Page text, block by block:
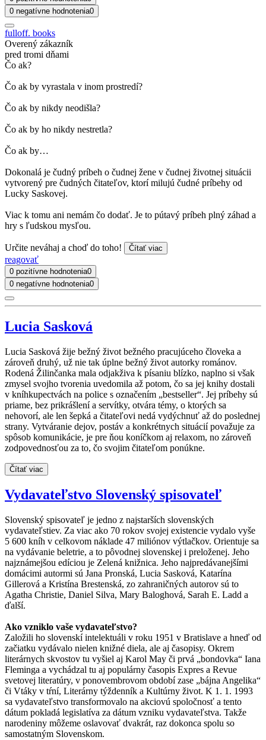
0 negatívne hodnotenia0
fulloff. books
Overený zákazník
pred tromi dňami
Čo ak?
Čo ak by vyrastala v inom prostredí?
Čo ak by nikdy neodišla?
Čo ak by ho nikdy nestretla?
Čo ak by…
Dokonalá je čudný príbeh o čudnej žene v čudnej životnej situácii
vytvorený pre čudných čitateľov, ktorí milujú čudné príbehy od
Lucky Saskovej.
Viac k tomu ani nemám čo dodať. Je to pútavý príbeh plný záhad a
hry s ľudskou mysľou.
Určite neváhaj a choď do toho! Čítať viac
reagovať
0 pozitívne hodnotenia0
0 negatívne hodnotenia0
Lucia Sasková
Lucia Sasková žije bežný život bežného pracujúceho človeka a
zároveň druhý, už nie tak úplne bežný život autorky románov.
Rodená Žilinčanka mala odjakživa k písaniu blízko, naplno si však
zmysel svojho tvorenia uvedomila až potom, čo sa jej knihy dostali
v kníhkupectvách na police s označením „bestseller“. Jej príbehy sú
priame, bez prikrášlení a servítky, otvára témy, o ktorých sa
nehovorí, ale len šepká a čitateľovi nedá vydýchnuť až do poslednej
strany. Vytváranie dejov, postáv a konkrétnych situácií považuje za
spôsob komunikácie, je pre ňou koníčkom aj relaxom, no zároveň
zodpovednosťou za to, čo svojim čitateľom ponúkne.
Čítať viac
Vydavateľstvo Slovenský spisovateľ
Slovenský spisovateľ je jedno z najstarších slovenských
vydavateľstiev. Za viac ako 70 rokov svojej existencie vydalo vyše
5 600 kníh v celkovom náklade 47 miliónov výtlačkov. Orientuje sa
na vydávanie beletrie, a to pôvodnej slovenskej i preloženej. Jeho
najznámejšou edíciou je Zelená knižnica. Jeho najpredávanejšími
domácimi autormi sú Jana Pronská, Lucia Sasková, Katarína
Gillerová a Kristína Brestenská, zo zahraničných autorov sú to
Agatha Christie, Daniel Silva, Mary Baloghová, Sarah E. Ladd a
ďalší.
Ako vzniklo vaše vydavateľstvo?
Založili ho slovenskí intelektuáli v roku 1951 v Bratislave a hneď od
začiatku vydávalo nielen knižné diela, ale aj časopisy. Okrem
literárnych skvostov tu vyšiel aj Karol May či prvá „bondovka“ Iana
Fleminga a vychádzal tu aj populárny časopis Expres a Revue
svetovej literatúry, v ponovembrovom období zase „bájna Angelika“
či Vtáky v tŕní, Literárny týždenník a Kultúrny život. K 1. 1. 1993
sa vydavateľstvo transformovalo na akciovú spoločnosť a tento
dátum pokladá legislatíva za dátum vzniku vydavateľstva. Takže
narodeniny môžeme oslavovať dvakrát, raz dokonca spolu so
samostatným Slovenskom.